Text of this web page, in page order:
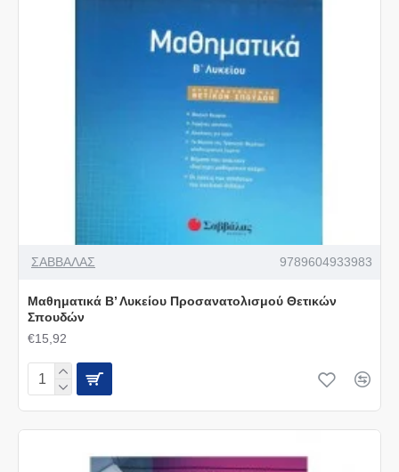
ΣΑΒΒΑΛΑΣ 9789604933983
Μαθηματικά Β’ Λυκείου Προσανατολισμού Θετικών
Σπουδών
€15,92